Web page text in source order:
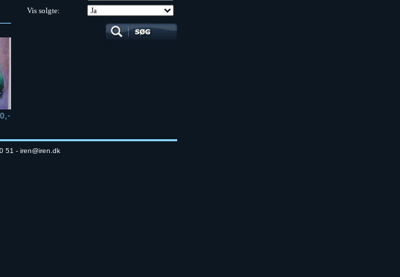
Vis solgte:
51 - iren@iren.dk